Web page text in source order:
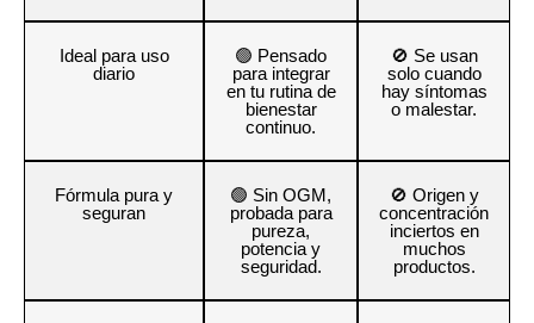
Ideal para uso
diario
🟢 Pensado
para integrar
en tu rutina de
bienestar
continuo.
🚫 Se usan
solo cuando
hay síntomas
o malestar.
Fórmula pura y
seguran
🟢 Sin OGM,
probada para
pureza,
potencia y
seguridad.
🚫 Origen y
concentración
inciertos en
muchos
productos.